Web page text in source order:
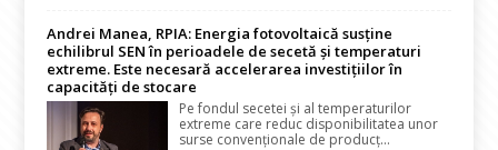
Andrei Manea, RPIA: Energia fotovoltaică susține
echilibrul SEN în perioadele de secetă și temperaturi
extreme. Este necesară accelerarea investițiilor în
capacități de stocare
Pe fondul secetei și al temperaturilor
extreme care reduc disponibilitatea unor
surse convenționale de producț...